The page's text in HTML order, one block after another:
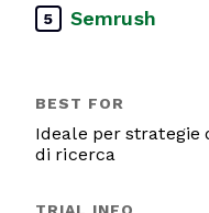
5 Semrush
Ideale per strategie
di ricerca